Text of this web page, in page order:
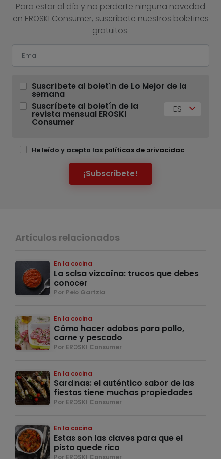
Para estar al día y no perderte ninguna novedad
en EROSKI Consumer, suscríbete nuestros boletines
gratuitos.
Suscríbete al boletín de Lo Mejor de la
semana
Suscríbete al boletín de la
revista mensual EROSKI
Consumer
ES
He leído y acepto las políticas de privacidad
¡Subscríbete!
Artículos relacionados
En la cocina
La salsa vizcaína: trucos que debes
conocer
Por Peio Gartzia
En la cocina
Cómo hacer adobos para pollo,
carne y pescado
Por EROSKI Consumer
En la cocina
Sardinas: el auténtico sabor de las
fiestas tiene muchas propiedades
Por EROSKI Consumer
En la cocina
Estas son las claves para que el
pisto quede rico
Por EROSKI Consumer